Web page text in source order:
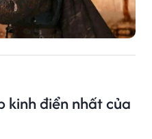
kinh điển nhất của